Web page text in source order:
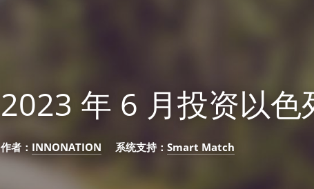
2023 年 6 月投资以色
作者： INNONATION
     系统支持：
Smart Match